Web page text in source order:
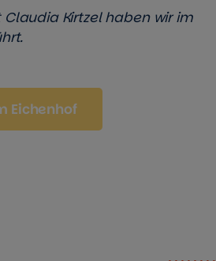
Kirtzel haben wir im
Eichenhof